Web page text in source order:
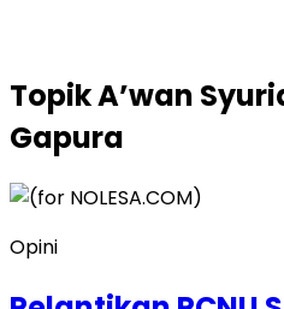
TopikA’wan
Gapura
Opini